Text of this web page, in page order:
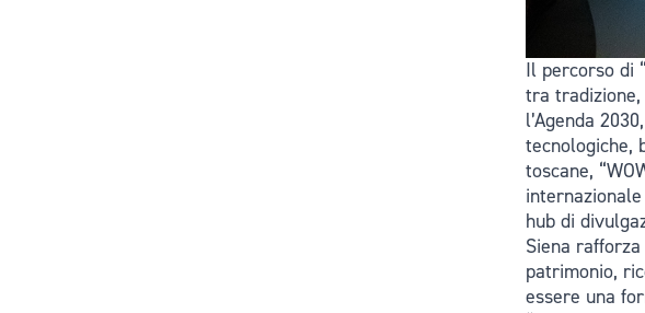
Il percorso di
tra
l’Agenda
tecnologiche,
toscane,
hub di
Siena
patrimonio,
essere una